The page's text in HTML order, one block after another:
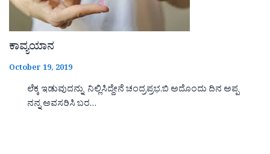
ಕಾವ್ಯಯಾನ
October 19, 2019
ಲೆಕ್ಕ ಇಡುವುದನ್ನು ನಿಲ್ಲಿಸಿದ್ದೇನೆ ಚಂದ್ರಪ್ರಭ.ಬಿ ಅದೊಂದು ದಿನ ಅಪ್ಪ
ನನ್ನ ಅವಸರಿಸಿ ಬರ…